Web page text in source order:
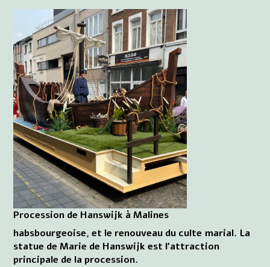
Procession de Hanswijk à Malines
habsbourgeoise, et le renouveau du culte marial. La
statue de Marie de Hanswijk est l'attraction
principale de la procession.